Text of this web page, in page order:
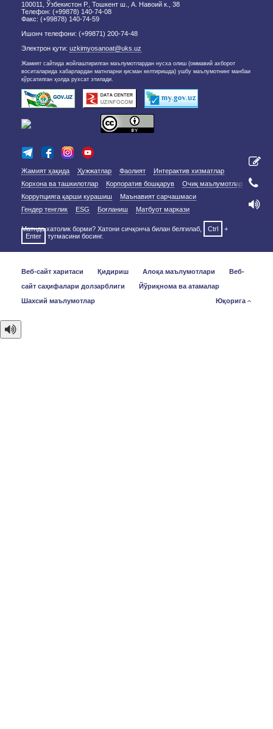
100011, Ўзбекистон Р., Тошкент ш., А. Навоий к., 38
Телефон: (+99878) 140-74-08
Факс: (+99878) 140-74-59
Ишонч телефони: (+99871) 200-74-48
Электрон қути: uzkimyosanoat@uks.uz
Жамият сайтида жойлаштирилган маълумотлардан нусха олиш (оммавий ахборот
воситаларида хабарлардан матнларни қисман келтиришда) ушбу маълумотнинг манбаи
кўрсатилган ҳолда рухсат этилади.
Жамият ҳақида Ҳужжатлар Фаолият
Интерактив хизматлар
Корхона ва ташкилотлар
Корпоратив бошқарув
Очиқ маълумотлар
Коррупцияга қарши курашиш
Маънавият сарчашмаси
Гендер тенглик
ESG Боғланиш Матбуот маркази
Матнда хатолик борми? Хатони сичқонча билан белгилаб, Ctrl
+
Enter
тугмасини босинг.
Веб-сайт харитаси Қидириш Алоқа маълумотлари
Веб-
сайт саҳифалари долзарблиги
Йўриқнома ва атамалар
Шахсий маълумотлар
Юқорига